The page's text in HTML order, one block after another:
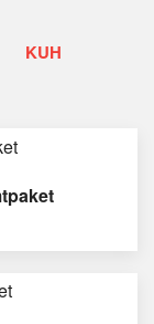
KUH